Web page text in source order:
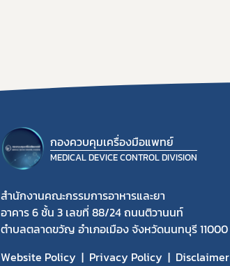
กองควบคุมเครื่องมือแพทย์
MEDICAL DEVICE CONTROL DIVISION
สำนักงานคณะกรรมการอาหารและยา
อาคาร 6 ชั้น 3 เลขที่ 88/24 ถนนติวานนท์
ตำบลตลาดขวัญ อำเภอเมือง จังหวัดนนทบุรี 11000
Website Policy
Privacy Policy Disclaimer